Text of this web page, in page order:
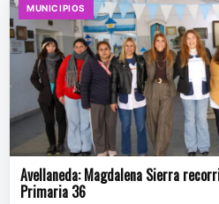
MUNICIPIOS
Avellaneda: Magdalena Sierra
Primaria 36